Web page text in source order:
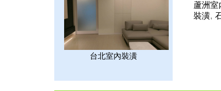
台北室內裝潢
蘆洲室
裝潢,